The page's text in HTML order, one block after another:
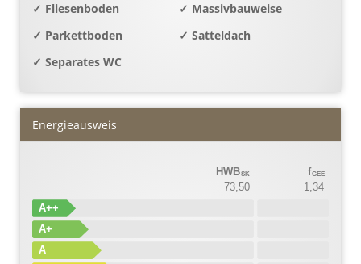
✓ Fliesenboden
✓ Massivbauweise
✓ Parkettboden
✓ Satteldach
✓ Separates WC
Energieausweis
HWBSK
73,50 1,34
fGEE
A++
A+
A